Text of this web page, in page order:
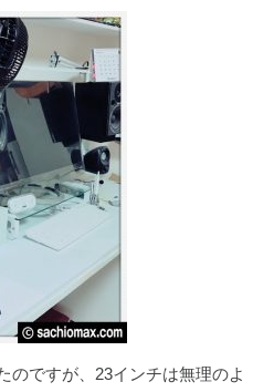
のですが、23インチは無理のよ